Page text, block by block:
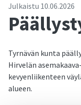
Julkaistu 10.06.2026
Tyrnävän kunta
Hirvelän
kevyenliikenteen
alueen.